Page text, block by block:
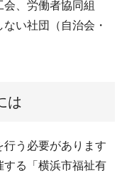
、労働者協同組
い社団（自治会・
は
う必要があります
する「横浜市福祉有